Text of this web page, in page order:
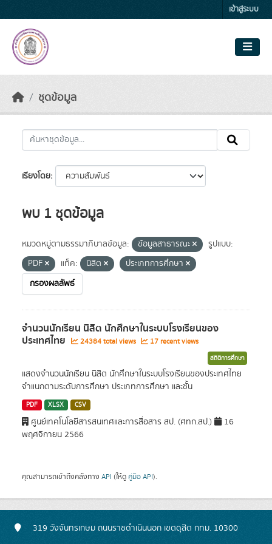
เข้าสู่ระบบ
ชุดข้อมูล
เรียงโดย
พบ 1 ชุดข้อมูล
หมวดหมู่ตามธรรมาภิบาลข้อมูล: ข้อมูลสาธารณะ
รูปแบบ:
PDF
แท็ค: นิสิต
ประเภทการศึกษา
กรองผลลัพธ์
จำนวนนักเรียน นิสิต นักศึกษาในระบบโรงเรียนของ
ประเทศไทย 24384 total views 17 recent views
สถิติการศึกษา
แสดงจำนวนนักเรียน นิสิต นักศึกษาในระบบโรงเรียนของประเทศไทย
จำแนกตามระดับการศึกษา ประเภทการศึกษา และชั้น
PDF XLSX CSV
ศูนย์เทคโนโลยีสารสนเทศและการสื่อสาร สป. (ศทก.สป.)
16
พฤศจิกายน 2566
คุณสามารถเข้าถึงคลังทาง API (ให้ดู คู่มือ API).
319 วังจันทรเกษม ถนนราชดำเนินนอก เขตดุสิต กทม. 10300